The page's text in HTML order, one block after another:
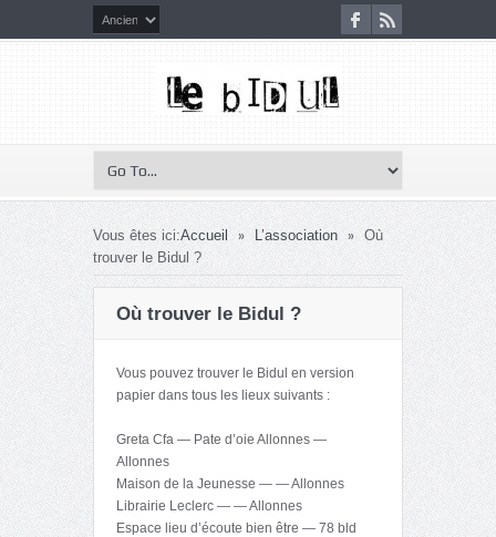
Vous êtes ici:Accueil » L’association » Où
trouver le Bidul ?
Où trouver le Bidul ?
Vous pouvez trouver le Bidul en version
papier dans tous les lieux suivants :
Greta Cfa — Pate d’oie Allonnes —
Allonnes
Maison de la Jeunesse — — Allonnes
Librairie Leclerc — — Allonnes
Espace lieu d’écoute bien être — 78 bld